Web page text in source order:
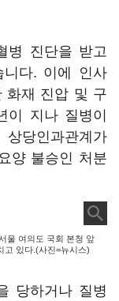
병 진단을 받고
니다. 이에 인사
화재 진압 및 구
이 지나 질병이
당인과관계가
양 불승인 처분
울 여의도 국회 본청 앞
고 있다.(사진=뉴시스)
당하거나 질병